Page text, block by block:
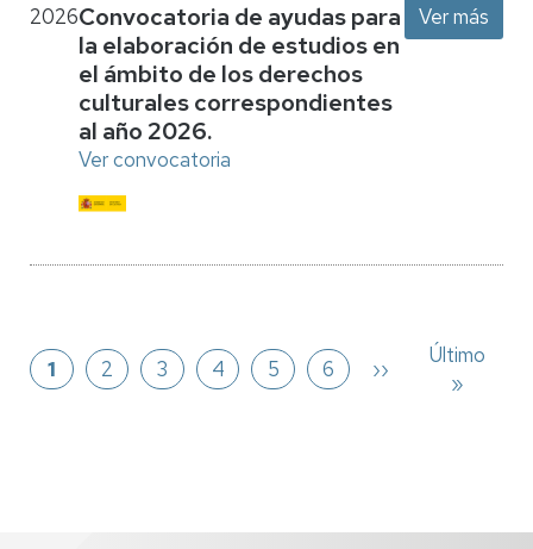
2026Convocatoria de ayudas para
la elaboración de estudios en
el ámbito de los derechos
culturales correspondientes
al año 2026.
Ver convocatoria
Ver más
Página
1 Página
2 Página
3 Página
4 Página
5 Página
6
Siguiente
››
Última
página
Último
»